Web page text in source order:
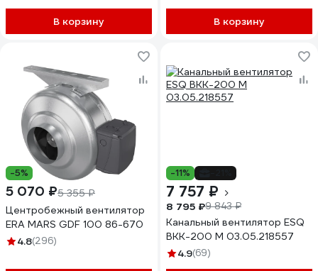
В корзину В корзину
-5%
5 070 ₽5 355 ₽
Центробежный вентилятор
ERA MARS GDF 100 86-670
4.8(296)
-11%
7 757 ₽
8 795 ₽9 843 ₽
Канальный вентилятор ESQ
ВКК-200 М 03.05.218557
4.9(69)